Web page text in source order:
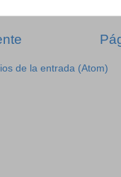
de la entrada (Atom)